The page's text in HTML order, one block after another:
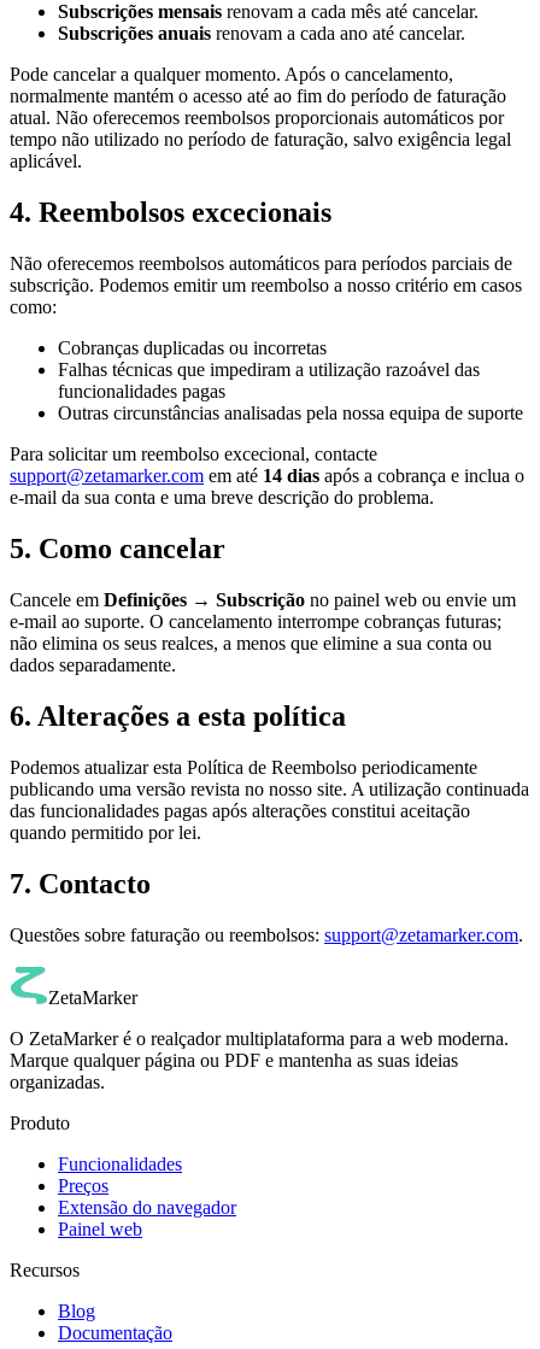
Subscrições mensais renovam a cada mês até cancelar.
Subscrições anuais renovam a cada ano até cancelar.
Pode cancelar a qualquer momento. Após o cancelamento,
normalmente mantém o acesso até ao fim do período de faturação
atual. Não oferecemos reembolsos proporcionais automáticos por
tempo não utilizado no período de faturação, salvo exigência legal
aplicável.
4. Reembolsos excecionais
Não oferecemos reembolsos automáticos para períodos parciais de
subscrição. Podemos emitir um reembolso a nosso critério em casos
como:
Cobranças duplicadas ou incorretas
Falhas técnicas que impediram a utilização razoável das
funcionalidades pagas
Outras circunstâncias analisadas pela nossa equipa de suporte
Para solicitar um reembolso excecional, contacte
support@zetamarker.com em até 14 dias após a cobrança e inclua o
e-mail da sua conta e uma breve descrição do problema.
5. Como cancelar
Cancele em Definições → Subscrição no painel web ou envie um
e-mail ao suporte. O cancelamento interrompe cobranças futuras;
não elimina os seus realces, a menos que elimine a sua conta ou
dados separadamente.
6. Alterações a esta política
Podemos atualizar esta Política de Reembolso periodicamente
publicando uma versão revista no nosso site. A utilização continuada
das funcionalidades pagas após alterações constitui aceitação
quando permitido por lei.
7. Contacto
Questões sobre faturação ou reembolsos: support@zetamarker.com.
ZetaMarker
O ZetaMarker é o realçador multiplataforma para a web moderna.
Marque qualquer página ou PDF e mantenha as suas ideias
organizadas.
Produto
Funcionalidades
Preços
Extensão do navegador
Painel web
Recursos
Blog
Documentação